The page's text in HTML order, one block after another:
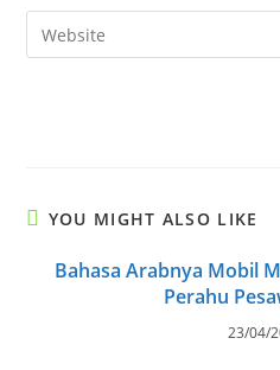
comment
email
address
Enter
your
YOU MIGHT ALSO LIKE
Bahasa Arabnya Mobil
Perahu
23/04/